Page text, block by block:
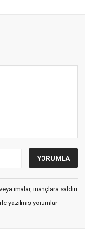
imalar, inançlara saldırı
yazılmış yorumlar